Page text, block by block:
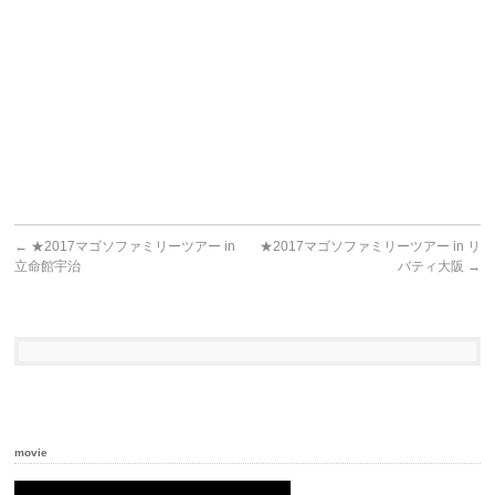
← ★2017マゴソファミリーツアー in
立命館宇治
★2017マゴソファミリーツアー in リ
バティ大阪 →
movie